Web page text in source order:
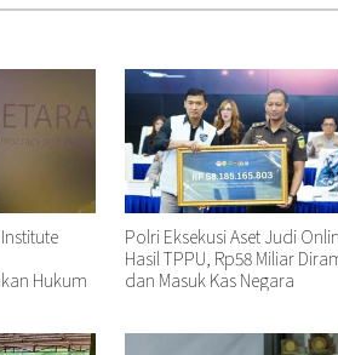
Hukum
Polri Eksekusi Aset Judi
Hasil TPPU, Rp58 Miliar
dan Masuk Kas Negara